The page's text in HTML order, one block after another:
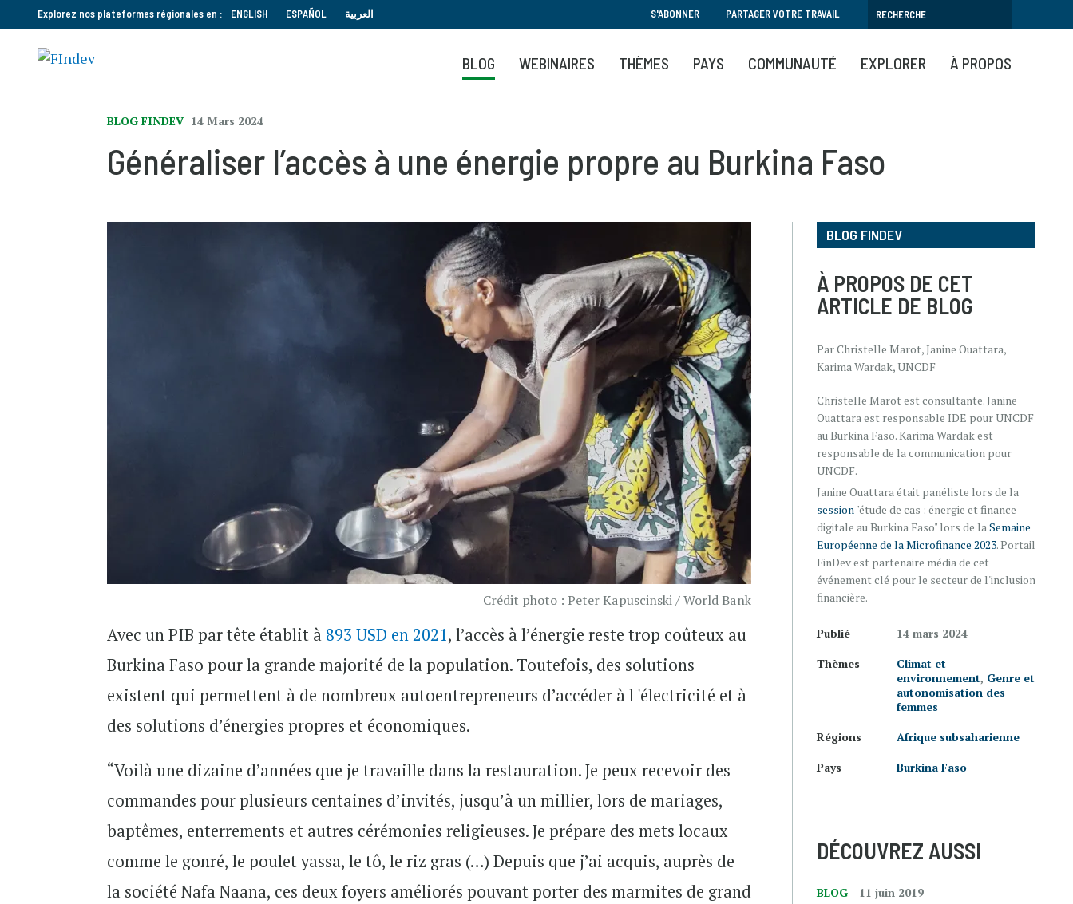
au
contenu
principal
Explorez nos plateformes régionales en : ENGLISH ESPAÑOL العربية S'ABONNER PARTAGER VOTRE TRAVAIL
BLOG WEBINAIRES THÈMES PAYS COMMUNAUTÉ EXPLORER À PROPOS
BLOG FINDEV 14 Mars 2024
Généraliser l’accès à une énergie propre au Burkina Faso
Crédit photo : Peter Kapuscinski / World Bank
Avec un PIB par tête établit à 893 USD en 2021, l’accès à l’énergie reste trop coûteux au
Burkina Faso pour la grande majorité de la population. Toutefois, des solutions
existent qui permettent à de nombreux autoentrepreneurs d’accéder à l 'électricité et à
des solutions d’énergies propres et économiques.
“Voilà une dizaine d’années que je travaille dans la restauration. Je peux recevoir des
commandes pour plusieurs centaines d’invités, jusqu’à un millier, lors de mariages,
baptêmes, enterrements et autres cérémonies religieuses. Je prépare des mets locaux
comme le gonré, le poulet yassa, le tô, le riz gras (…) Depuis que j’ai acquis, auprès de
la société Nafa Naana, ces deux foyers améliorés pouvant porter des marmites de grand
BLOG FINDEV
À PROPOS DE CET
ARTICLE DE BLOG
Par Christelle Marot, Janine Ouattara,
Karima Wardak, UNCDF
Christelle Marot est consultante. Janine
Ouattara est responsable IDE pour UNCDF
au Burkina Faso. Karima Wardak est
responsable de la communication pour
UNCDF.
Janine Ouattara était panéliste lors de la
session"étude de cas : énergie et finance
digitale au Burkina Faso" lors de laSemaine
Européenne de la Microfinance 2023. Portail
FinDev est partenaire média de cet
événement clé pour le secteur de l'inclusion
financière.
Publié
14 mars 2024
Thèmes
Climat et
environnement, Genre et
autonomisation des
femmes
Régions
Afrique subsaharienne
Pays
Burkina Faso
DÉCOUVREZ AUSSI
BLOG 11 juin 2019